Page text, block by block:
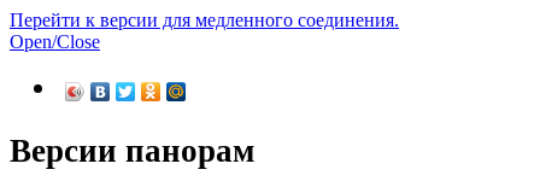
Перейти к версии для медленного соединения.
Open/Close
Версии панорам